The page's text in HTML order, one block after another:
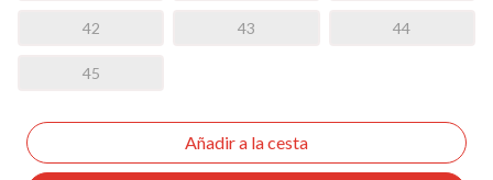
42 43 44
45